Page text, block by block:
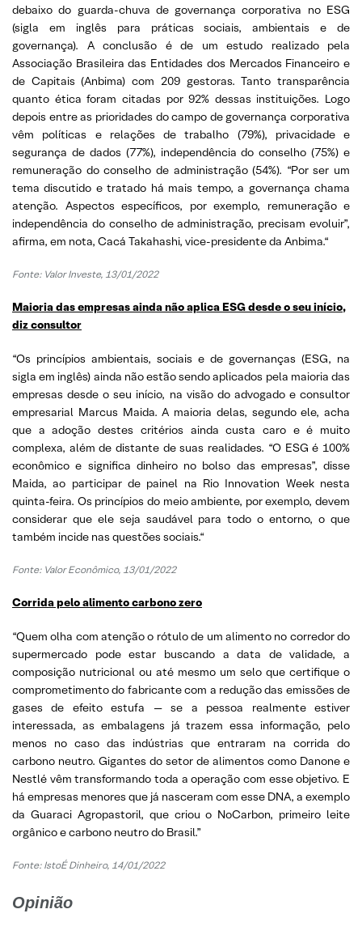
debaixo do guarda-chuva de governança corporativa no ESG
(sigla em inglês para práticas sociais, ambientais e de
governança). A conclusão é de um estudo realizado pela
Associação Brasileira das Entidades dos Mercados Financeiro e
de Capitais (Anbima) com 209 gestoras. Tanto transparência
quanto ética foram citadas por 92% dessas instituições. Logo
depois entre as prioridades do campo de governança corporativa
vêm políticas e relações de trabalho (79%), privacidade e
segurança de dados (77%), independência do conselho (75%) e
remuneração do conselho de administração (54%). “Por ser um
tema discutido e tratado há mais tempo, a governança chama
atenção. Aspectos específicos, por exemplo, remuneração e
independência do conselho de administração, precisam evoluir”,
afirma, em nota, Cacá Takahashi, vice-presidente da Anbima.“
Fonte: Valor Investe, 13/01/2022
Maioria das empresas ainda não aplica ESG desde o seu início,
diz consultor
“Os princípios ambientais, sociais e de governanças (ESG, na
sigla em inglês) ainda não estão sendo aplicados pela maioria das
empresas desde o seu início, na visão do advogado e consultor
empresarial Marcus Maida. A maioria delas, segundo ele, acha
que a adoção destes critérios ainda custa caro e é muito
complexa, além de distante de suas realidades. “O ESG é 100%
econômico e significa dinheiro no bolso das empresas”, disse
Maida, ao participar de painel na Rio Innovation Week nesta
quinta-feira. Os princípios do meio ambiente, por exemplo, devem
considerar que ele seja saudável para todo o entorno, o que
também incide nas questões sociais.“
Fonte: Valor Econômico, 13/01/2022
Corrida pelo alimento carbono zero
“Quem olha com atenção o rótulo de um alimento no corredor do
supermercado pode estar buscando a data de validade, a
composição nutricional ou até mesmo um selo que certifique o
comprometimento do fabricante com a redução das emissões de
gases de efeito estufa — se a pessoa realmente estiver
interessada, as embalagens já trazem essa informação, pelo
menos no caso das indústrias que entraram na corrida do
carbono neutro. Gigantes do setor de alimentos como Danone e
Nestlé vêm transformando toda a operação com esse objetivo. E
há empresas menores que já nasceram com esse DNA, a exemplo
da Guaraci Agropastoril, que criou o NoCarbon, primeiro leite
orgânico e carbono neutro do Brasil.”
Fonte: IstoÉ Dinheiro, 14/01/2022
Opinião